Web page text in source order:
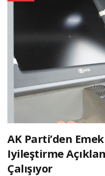
AK Parti’den
Iyileştirme
Çalışıyor